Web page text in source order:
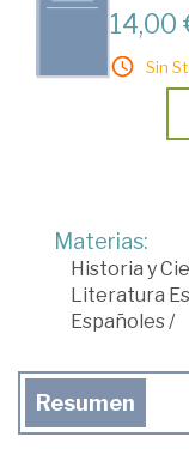
14,00
Sin
Materias:
Historia y
Literatura
Españoles /
Resumen